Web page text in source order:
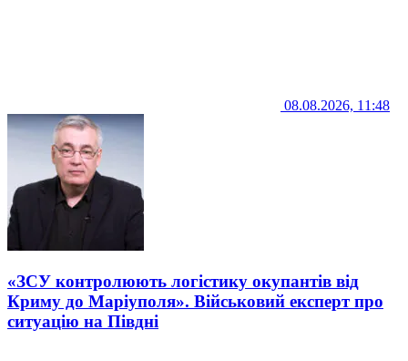
08.08.2026, 11:48
«ЗСУ контролюють логістику окупантів від
Криму до Маріуполя». Військовий експерт про
ситуацію на Півдні